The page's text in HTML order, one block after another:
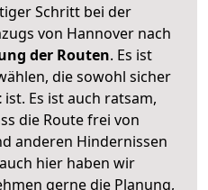
Schritt bei der
von Hannover nach
der Routen. Es ist
die sowohl sicher
ist. Es ist auch ratsam,
die Route frei von
anderen Hindernissen
hier haben wir
gerne die Planung,